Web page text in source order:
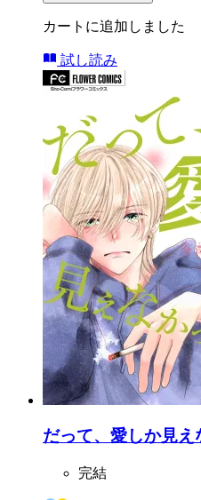
カートに追加しました
試し読み
だって、愛しか見え
完結